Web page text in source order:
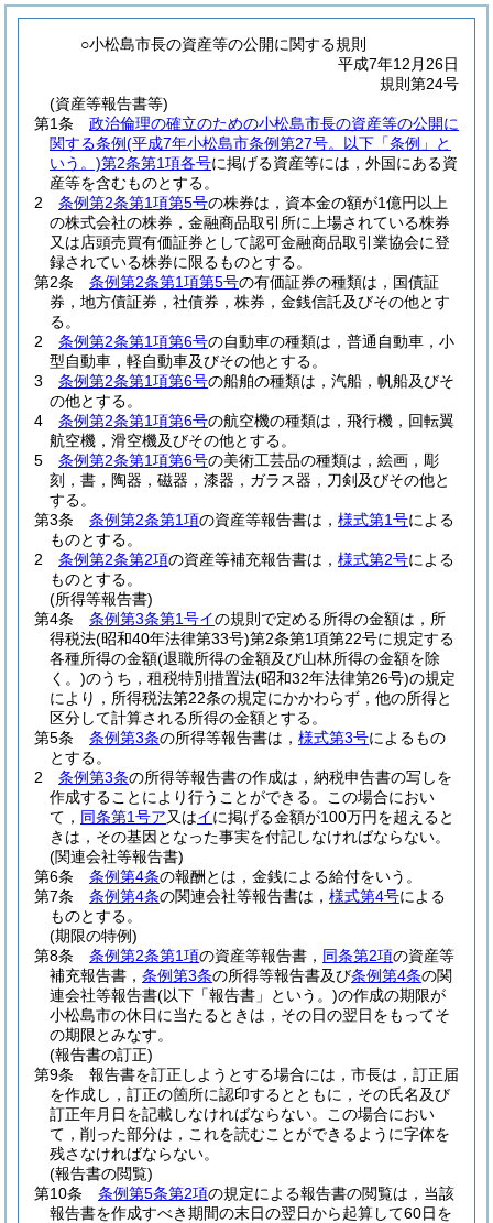
○小松島市長の資産等の公開に関する規則
平成7年12月26日
規則第24号
(資産等報告書等)
第1条
政治倫理の確立のための小松島市長の資産等の公開に
関する条例(平成7年小松島市条例第27号。以下「条例」と
いう。)第2条第1項各号に掲げる資産等には，外国にある資
産等を含むものとする。
2
条例第2条第1項第5号の株券は，資本金の額が1億円以上
の株式会社の株券，金融商品取引所に上場されている株券
又は店頭売買有価証券として認可金融商品取引業協会に登
録されている株券に限るものとする。
第2条
条例第2条第1項第5号の有価証券の種類は，国債証
券，地方債証券，社債券，株券，金銭信託及びその他とす
る。
2
条例第2条第1項第6号の自動車の種類は，普通自動車，小
型自動車，軽自動車及びその他とする。
3
条例第2条第1項第6号の船舶の種類は，汽船，帆船及びそ
の他とする。
4
条例第2条第1項第6号の航空機の種類は，飛行機，回転翼
航空機，滑空機及びその他とする。
5
条例第2条第1項第6号の美術工芸品の種類は，絵画，彫
刻，書，陶器，磁器，漆器，ガラス器，刀剣及びその他と
する。
第3条
条例第2条第1項の資産等報告書は， 様式第1号による
ものとする。
2
条例第2条第2項の資産等補充報告書は， 様式第2号による
ものとする。
(所得等報告書)
第4条
条例第3条第1号イの規則で定める所得の金額は，所
得税法(昭和40年法律第33号)第2条第1項第22号に規定する
各種所得の金額(退職所得の金額及び山林所得の金額を除
く。)のうち，租税特別措置法(昭和32年法律第26号)の規定
により，所得税法第22条の規定にかかわらず，他の所得と
区分して計算される所得の金額とする。
第5条
条例第3条の所得等報告書は， 様式第3号によるもの
とする。
2
条例第3条の所得等報告書の作成は，納税申告書の写しを
作成することにより行うことができる。
この場合におい
て， 同条第1号ア又はイに掲げる金額が100万円を超えると
きは，その基因となった事実を付記しなければならない。
(関連会社等報告書)
第6条
条例第4条の報酬とは，金銭による給付をいう。
第7条
条例第4条の関連会社等報告書は， 様式第4号による
ものとする。
(期限の特例)
第8条
条例第2条第1項の資産等報告書， 同条第2項の資産等
補充報告書， 条例第3条の所得等報告書及び条例第4条の関
連会社等報告書(以下「報告書」という。)の作成の期限が
小松島市の休日に当たるときは，その日の翌日をもってそ
の期限とみなす。
(報告書の訂正)
第9条
報告書を訂正しようとする場合には，市長は，訂正届
を作成し，訂正の箇所に認印するとともに，その氏名及び
訂正年月日を記載しなければならない。
この場合におい
て，削った部分は，これを読むことができるように字体を
残さなければならない。
(報告書の閲覧)
第10条
条例第5条第2項の規定による報告書の閲覧は，当該
報告書を作成すべき期間の末日の翌日から起算して60日を